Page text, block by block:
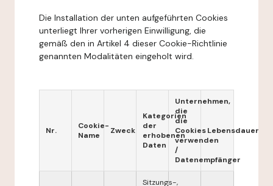
Die Installation der unten aufgeführten Cookies
unterliegt Ihrer vorherigen Einwilligung, die
gemäß den in Artikel 4 dieser Cookie-Richtlinie
genannten Modalitäten eingeholt wird.
Nr.
Cookie-
Name
Zweck
Kategorien
der
erhobenen
Daten
Unternehmen,
die
die
Cookies
verwenden
/
Datenempfänger
Lebensdauer
Sitzungs-,